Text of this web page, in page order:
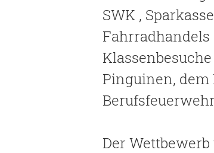
SWK ,
Pinguinen, dem
Der